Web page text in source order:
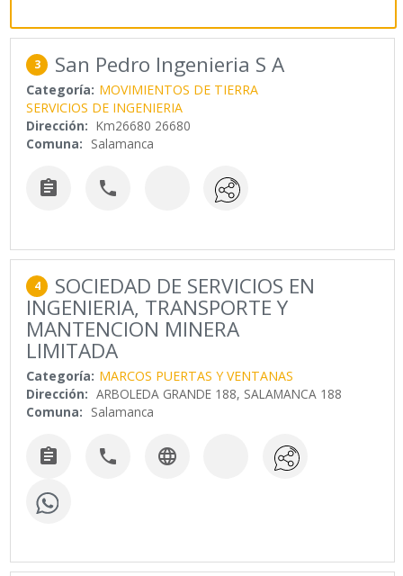
3 San Pedro Ingenieria S A
Categoría: MOVIMIENTOS DE TIERRA
SERVICIOS DE INGENIERIA
Dirección: Km26680 26680
Comuna: Salamanca
 
4 SOCIEDAD DE SERVICIOS EN
INGENIERIA, TRANSPORTE Y
MANTENCION MINERA
LIMITADA
Categoría: MARCOS PUERTAS Y VENTANAS
Dirección: ARBOLEDA GRANDE 188, SALAMANCA 188
Comuna: Salamanca
  